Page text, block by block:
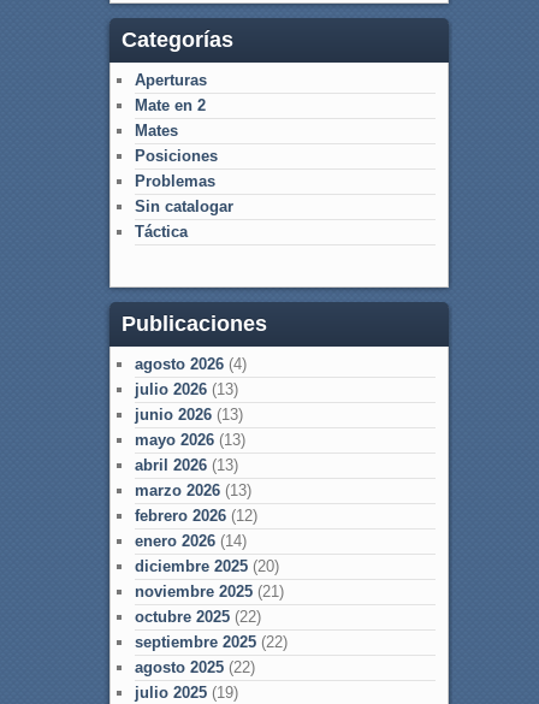
Categorías
Aperturas
Mate en 2
Mates
Posiciones
Problemas
Sin catalogar
Táctica
Publicaciones
agosto 2026(4)
julio 2026(13)
junio 2026(13)
mayo 2026(13)
abril 2026(13)
marzo 2026(13)
febrero 2026(12)
enero 2026(14)
diciembre 2025(20)
noviembre 2025(21)
octubre 2025(22)
septiembre 2025(22)
agosto 2025(22)
julio 2025(19)